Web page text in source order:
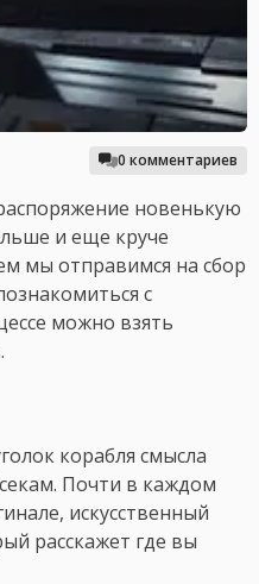
0 комментариев
новенькую
и еще круче
мы отправимся на сбор
с
можно взять
корабля смысла
Почти в каждом
искусственный
расскажет где вы